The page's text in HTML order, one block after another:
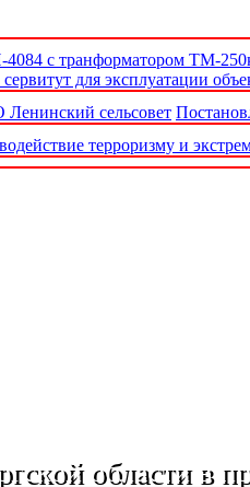
4084 с транформатором ТМ-
для эксплуатации
сельсовет
терроризму и
области в